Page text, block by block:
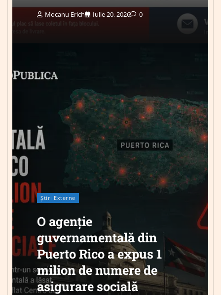
Mocanu Erich Iulie 20, 2026 0
Știri Externe
O agenție
guvernamentală din
Puerto Rico a expus 1
milion de numere de
asigurare socială